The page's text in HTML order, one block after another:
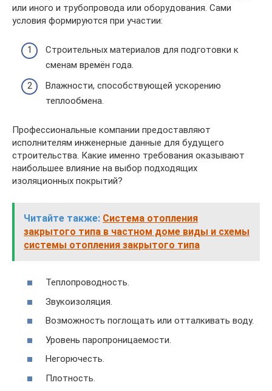
или иного и трубопровода или оборудования. Сами
условия формируются при участии:
Строительных материалов для подготовки к
сменам времён года.
Влажности, способствующей ускорению
теплообмена.
Профессиональные компании предоставляют
исполнителям инженерные данные для будущего
строительства. Какие именно требования оказывают
наибольшее влияние на выбор подходящих
изоляционных покрытий?
Читайте также: Система отопления
закрытого типа в частном доме виды и схемы
системы отопления закрытого типа
Теплопроводность.
Звукоизоляция.
Возможность поглощать или отталкивать воду.
Уровень паропроницаемости.
Негорючесть.
Плотность.